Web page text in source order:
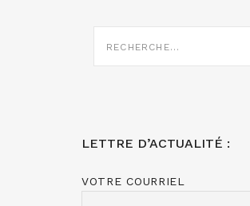
SUR
LETTRE D’ACTUALITÉ :
VOTRE COURRIEL